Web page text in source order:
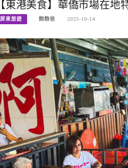
【東港美食】華僑市場在
屏東旅遊 飽飽爸 2025-10-14